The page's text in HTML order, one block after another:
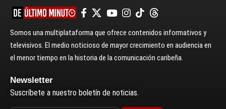
Somos una multiplataforma que ofrece contenidos informativos y
televisivos. El medio noticioso de mayor crecimiento en audiencia en
el menor tiempo en la historia de la comunicación caribeña.
Newsletter
Suscríbete a nuestro boletín de noticias.